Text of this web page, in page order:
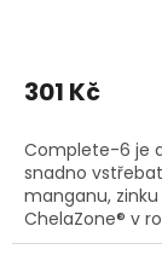
301 Kč
Complete-6 je
snadno
manganu,
ChelaZone® v